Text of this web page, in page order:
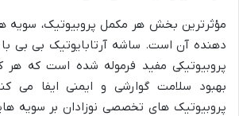
مؤثرترین بخش هر مکمل پروبیوتیک، سویه
دهنده آن است. ساشه آرتابایوتیک بی بی
پروبیوتیکی مفید فرموله شده است که
بهبود سلامت گوارشی و ایمنی ایفا می
پروبیوتیک های تخصصی نوزادان بر سویه